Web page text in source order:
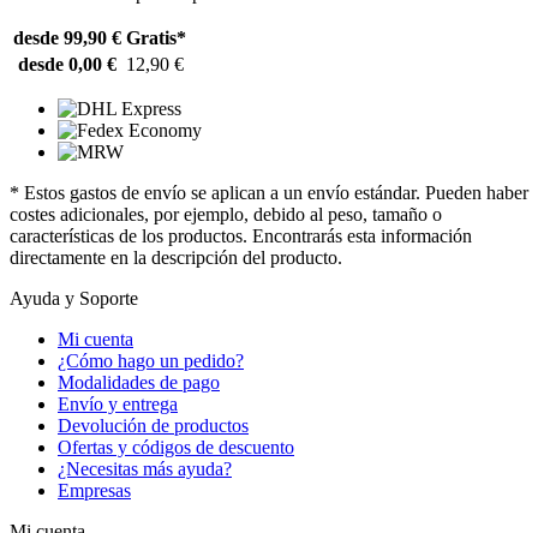
desde 99,90 € Gratis*
desde 0,00 € 12,90 €
* Estos gastos de envío se aplican a un envío estándar. Pueden haber
costes adicionales, por ejemplo, debido al peso, tamaño o
características de los productos. Encontrarás esta información
directamente en la descripción del producto.
Ayuda y Soporte
Mi cuenta
¿Cómo hago un pedido?
Modalidades de pago
Envío y entrega
Devolución de productos
Ofertas y códigos de descuento
¿Necesitas más ayuda?
Empresas